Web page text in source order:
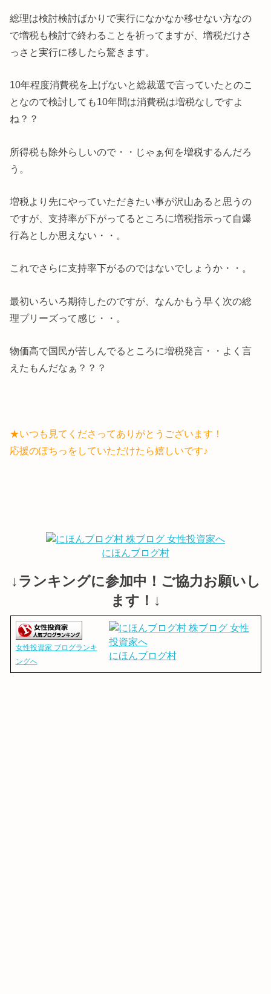
総理は検討検討ばかりで実行になかなか移せない方なの
で増税も検討で終わることを祈ってますが、増税だけさ
っさと実行に移したら驚きます。
10年程度消費税を上げないと総裁選で言っていたとのこ
となので検討しても10年間は消費税は増税なしですよ
ね？？
所得税も除外らしいので・・じゃぁ何を増税するんだろ
う。
増税より先にやっていただきたい事が沢山あると思うの
ですが、支持率が下がってるところに増税指示って自爆
行為としか思えない・・。
これでさらに支持率下がるのではないでしょうか・・。
最初いろいろ期待したのですが、なんかもう早く次の総
理プリーズって感じ・・。
物価高で国民が苦しんでるところに増税発言・・よく言
えたもんだなぁ？？？
★いつも見てくださってありがとうございます！
応援のぽちっをしていただけたら嬉しいです♪
にほんブログ村
↓ランキングに参加中！ご協力お願いし
ます！↓
女性投資家 ブログランキ
ングへ
にほんブログ村